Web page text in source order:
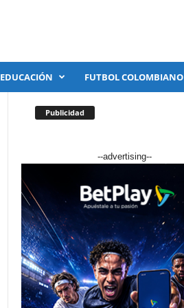
EDUCACIÓN FUTBOL COLOMBIANO
Publicidad
--advertising--